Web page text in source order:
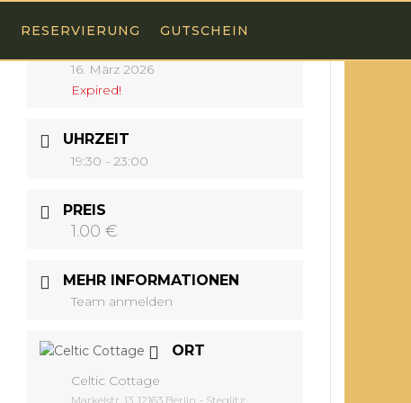
RESERVIERUNG GUTSCHEIN
16. März 2026
Expired!
UHRZEIT
19:30 - 23:00
PREIS
1.00 €
MEHR INFORMATIONEN
Team anmelden
ORT
Celtic Cottage
Markelstr. 13, 12163 Berlin - Steglitz